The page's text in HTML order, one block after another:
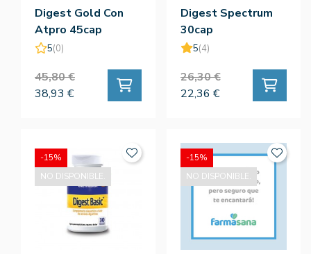
Digest Gold Con
Atpro 45cap
5(0)
45,80 €
38,93 €
Digest Spectrum
30cap
5(4)
26,30 €
22,36 €
-15%
NO DISPONIBLE.
-15%
NO DISPONIBLE.